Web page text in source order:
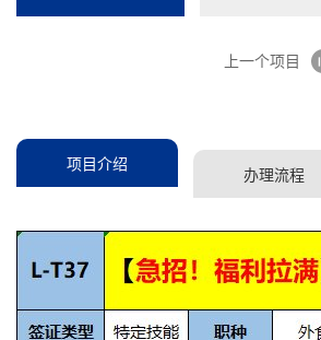
上一个项目
项目介绍 办理流程